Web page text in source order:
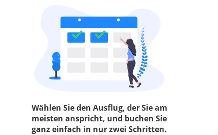
Wählen Sie den Ausflug, der Sie am
meisten anspricht, und buchen Sie
ganz einfach in nur zwei Schritten.